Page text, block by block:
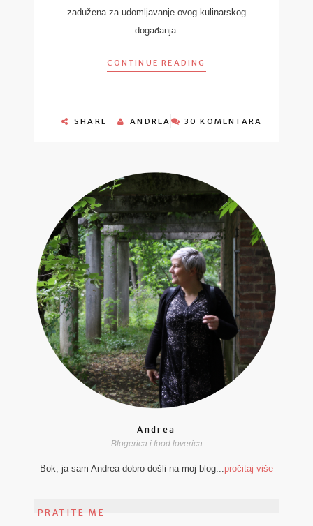
zadužena za udomljavanje ovog kulinarskog
događanja.
CONTINUE READING
SHARE ANDREA 30 KOMENTARA
Andrea
Blogerica i food loverica
Bok, ja sam Andrea dobro došli na moj blog... pročitaj više
PRATITE ME